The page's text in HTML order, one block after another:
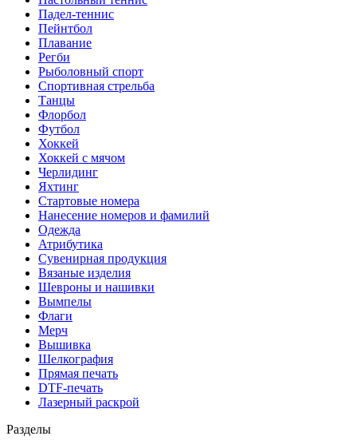
Падел-теннис
Пейнтбол
Плавание
Регби
Рыболовный спорт
Спортивная стрельба
Танцы
Флорбол
Футбол
Хоккей
Хоккей с мячом
Черлидинг
Яхтинг
Стартовые номера
Нанесение номеров и фамилий
Одежда
Атрибутика
Сувенирная продукция
Вязаные изделия
Шевроны и нашивки
Вымпелы
Флаги
Мерч
Вышивка
Шелкография
Прямая печать
DTF-печать
Лазерный раскрой
Разделы